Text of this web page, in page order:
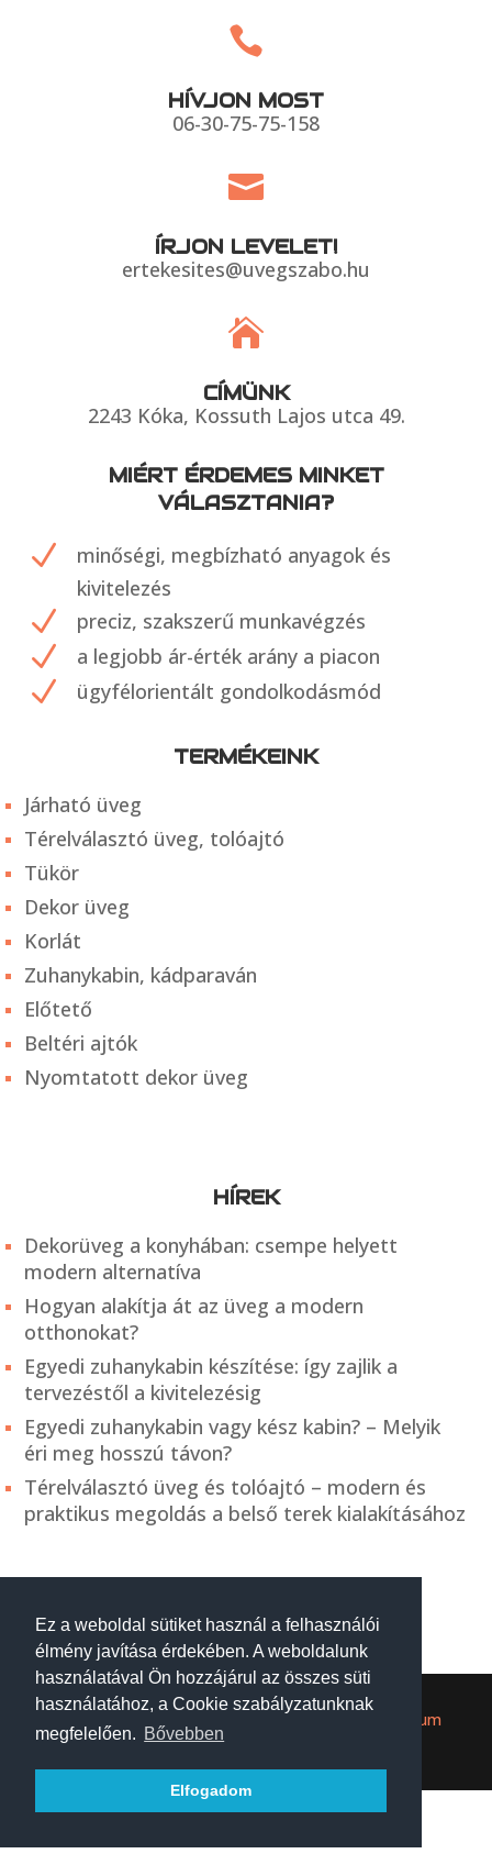
Ez a weboldal sütiket használ a felhasználói
élmény javítása érdekében. A weboldalunk
használatával Ön hozzájárul az összes süti
használatához, a Cookie szabályzatunknak
megfelelően. Bővebben
Elfogadom

HÍVJON MOST
06-30-75-75-158

ÍRJON LEVELET!
ertekesites@uvegszabo.hu

CÍMÜNK
2243 Kóka, Kossuth Lajos utca 49.
MIÉRT ÉRDEMES MINKET
VÁLASZTANIA?
N
minőségi, megbízható anyagok és
kivitelezés
N preciz, szakszerű munkavégzés
N a legjobb ár-érték arány a piacon
N ügyfélorientált gondolkodásmód
TERMÉKEINK
Járható üveg
Térelválasztó üveg, tolóajtó
Tükör
Dekor üveg
Korlát
Zuhanykabin, kádparaván
Előtető
Beltéri ajtók
Nyomtatott dekor üveg
HÍREK
Dekorüveg a konyhában: csempe helyett
modern alternatíva
Hogyan alakítja át az üveg a modern
otthonokat?
Egyedi zuhanykabin készítése: így zajlik a
tervezéstől a kivitelezésig
Egyedi zuhanykabin vagy kész kabin? – Melyik
éri meg hosszú távon?
Térelválasztó üveg és tolóajtó – modern és
praktikus megoldás a belső terek kialakításához
Uvegszabo.hu | Minden jog fenntartva. |
Impresszum
és Tárhelyszolgáltató